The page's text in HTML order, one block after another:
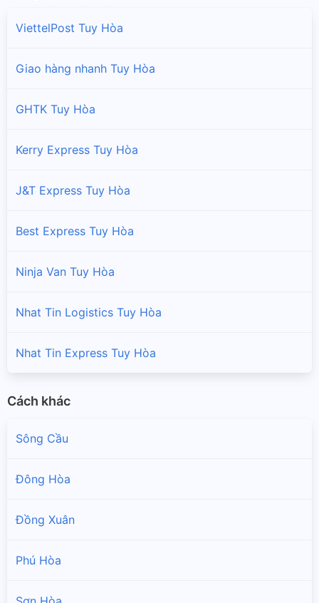
ViettelPost Tuy Hòa
Giao hàng nhanh Tuy Hòa
GHTK Tuy Hòa
Kerry Express Tuy Hòa
J&T Express Tuy Hòa
Best Express Tuy Hòa
Ninja Van Tuy Hòa
Nhat Tin Logistics Tuy Hòa
Nhat Tin Express Tuy Hòa
Cách khác
Sông Cầu
Đông Hòa
Đồng Xuân
Phú Hòa